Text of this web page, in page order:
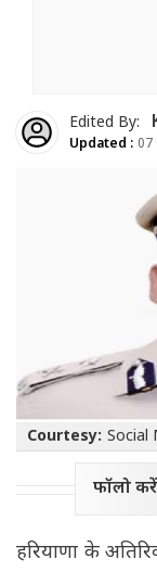
Edited By:
Updated : 07
Courtesy: Social
फॉलो
हरियाणा के